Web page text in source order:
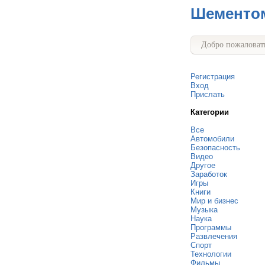
Добро
Регистрация
Вход
Прислать
Категории
Все
Автомобили
Безопасность
Видео
Другое
Заработок
Игры
Книги
Мир и бизнес
Музыка
Наука
Программы
Развлечения
Спорт
Технологии
Фильмы